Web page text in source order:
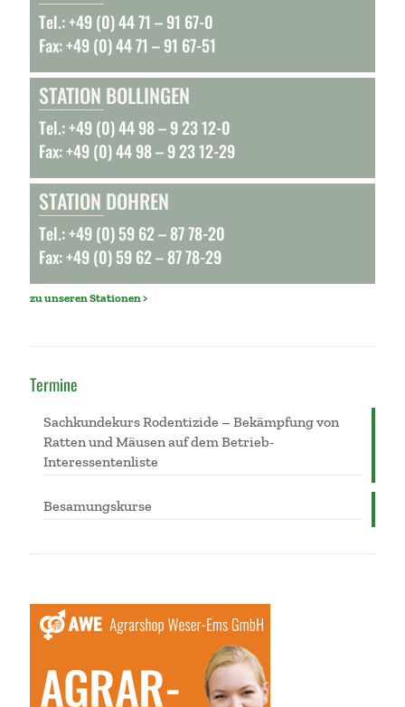
Tel.: +49 (0) 44 71 – 91 67-0
Fax: +49 (0) 44 71 – 91 67-51
STATION BOLLINGEN
Tel.: +49 (0) 44 98 – 9 23 12-0
Fax: +49 (0) 44 98 – 9 23 12-29
STATION DOHREN
Tel.: +49 (0) 59 62 – 87 78-20
Fax: +49 (0) 59 62 – 87 78-29
zu unseren Stationen >
Termine
Sachkundekurs Rodentizide – Bekämpfung von
Ratten und Mäusen auf dem Betrieb-
Interessentenliste
Besamungskurse